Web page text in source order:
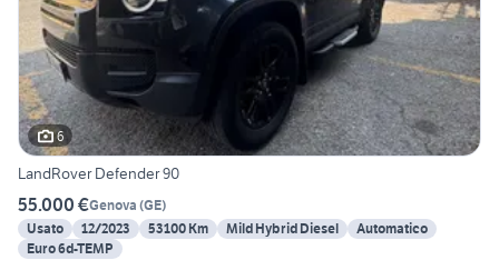
6
LandRover Defender 90
55.000 €Genova (GE)
Usato
12/2023 53100 Km Mild Hybrid Diesel
Automatico
Euro 6d-TEMP